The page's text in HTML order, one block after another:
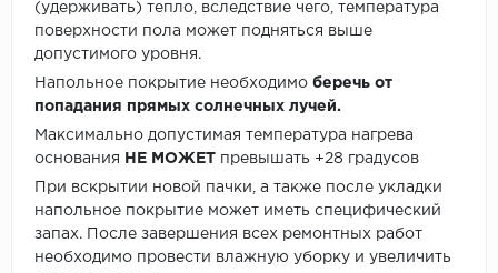
(удерживать) тепло, вследствие чего, температура
поверхности пола может подняться выше
допустимого уровня.
Напольное покрытие необходимо беречь от
попадания прямых солнечных лучей.
Максимально допустимая температура нагрева
основания
НЕ МОЖЕТ превышать +28 градусов
При вскрытии новой пачки, а также после укладки
напольное покрытие может иметь специфический
запах. После завершения всех ремонтных работ
необходимо провести влажную уборку и увеличить